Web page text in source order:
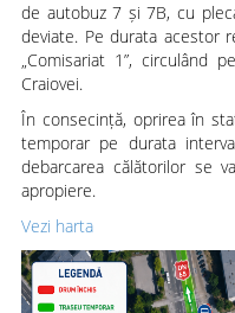
de autobuz 7 și 7B, cu
deviate. Pe durata acestor
„Comisariat 1”, circulând
Craiovei.
În consecință, oprirea în
temporar pe durata
debarcarea călătorilor se
apropiere.
Vezi harta